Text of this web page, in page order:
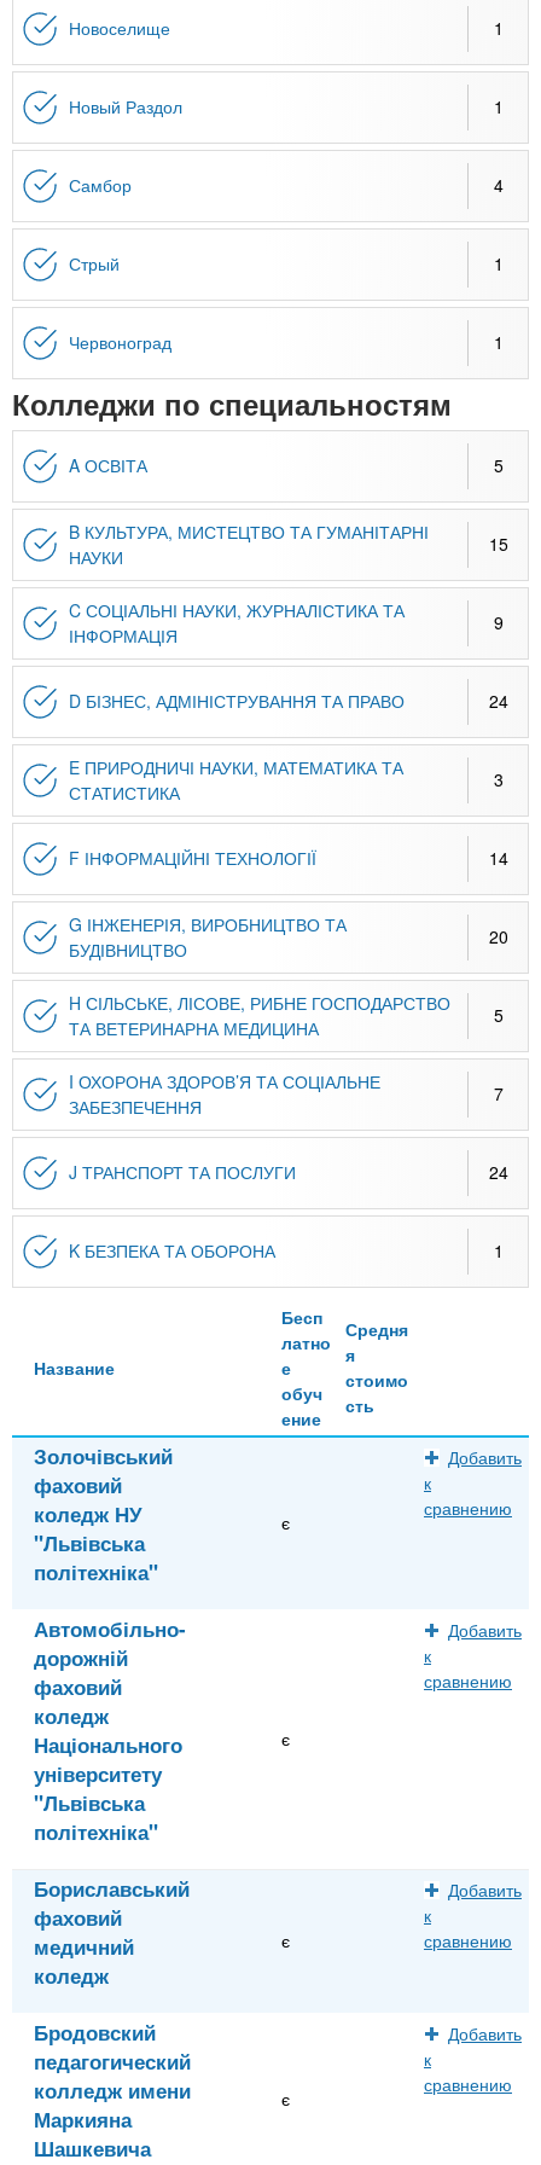
Новоселище 1
Новый Раздол 1
Самбор 4
Стрый 1
Червоноград 1
Колледжи по специальностям
A ОСВІТА 5
B КУЛЬТУРА, МИСТЕЦТВО ТА ГУМАНІТАРНІ
НАУКИ
15
C СОЦІАЛЬНІ НАУКИ, ЖУРНАЛІСТИКА ТА
ІНФОРМАЦІЯ
9
D БІЗНЕС, АДМІНІСТРУВАННЯ ТА ПРАВО 24
E ПРИРОДНИЧІ НАУКИ, МАТЕМАТИКА ТА
СТАТИСТИКА
3
F ІНФОРМАЦІЙНІ ТЕХНОЛОГІЇ 14
G ІНЖЕНЕРІЯ, ВИРОБНИЦТВО ТА
БУДІВНИЦТВО
20
H СІЛЬСЬКЕ, ЛІСОВЕ, РИБНЕ ГОСПОДАРСТВО
ТА ВЕТЕРИНАРНА МЕДИЦИНА
5
I ОХОРОНА ЗДОРОВ’Я ТА СОЦІАЛЬНЕ
ЗАБЕЗПЕЧЕННЯ
7
J ТРАНСПОРТ ТА ПОСЛУГИ 24
K БЕЗПЕКА ТА ОБОРОНА 1
Название
Бесп
латно
е
обуч
ение
Средня
я
стоимо
сть
Золочівський
фаховий
коледж НУ
"Львівська
політехніка"
є
Добавить
к
сравнению
Автомобільно-
дорожній
фаховий
коледж
Національного
університету
"Львівська
політехніка"
є
Добавить
к
сравнению
Бориславський
фаховий
медичний
коледж
є
Добавить
к
сравнению
Бродовский
педагогический
колледж имени
Маркияна
Шашкевича
є
Добавить
к
сравнению